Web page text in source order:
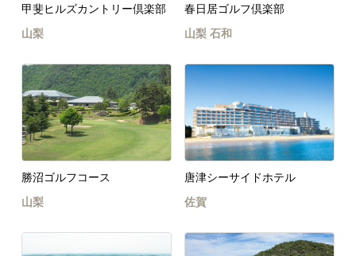
甲斐ヒルズカントリー倶楽部
山梨
春日居ゴルフ倶楽部
山梨 石和
勝沼ゴルフコース
山梨
唐津シーサイドホテル
佐賀